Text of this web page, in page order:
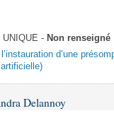
UNIQUE - Non renseigné
d’une
Delannoy